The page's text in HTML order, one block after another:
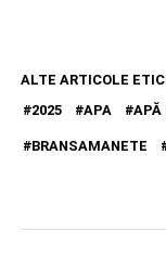
ALTE ARTICOLE
2025
APA APĂ
BRANSAMANETE